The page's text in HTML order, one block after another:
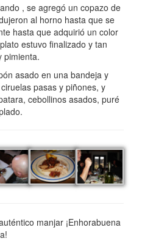
, se agregó un copazo de
al horno hasta que se
hasta que adquirió un color
estuvo finalizado y tan
pimienta.
asado en una bandeja y
pasas y piñones, y
cebollinos asados, puré
manjar ¡Enhorabuena